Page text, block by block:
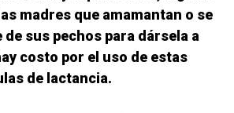
madres que amamantan o se
de sus pechos para dársela a
costo por el uso de estas
de lactancia.